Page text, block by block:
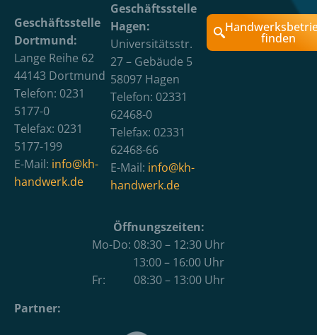
Geschäftsstelle
Dortmund:
Lange Reihe 62
44143 Dortmund
Telefon: 0231
5177-0
Telefax: 0231
5177-199
E-Mail: info@kh-
handwerk.de
Geschäftsstelle
Hagen:
Universitätsstr.
27 – Gebäude 5
58097 Hagen
Telefon: 02331
62468-0
Telefax: 02331
62468-66
E-Mail: info@kh-
handwerk.de
finden
Öffnungszeiten:
Mo-Do: 08:30 – 12:30 Uhr
13:00 – 16:00 Uhr
Fr: 08:30 – 13:00 Uhr
Partner: